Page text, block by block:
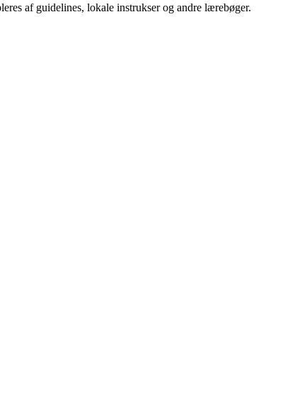
af guidelines, lokale instrukser og andre lærebøger.